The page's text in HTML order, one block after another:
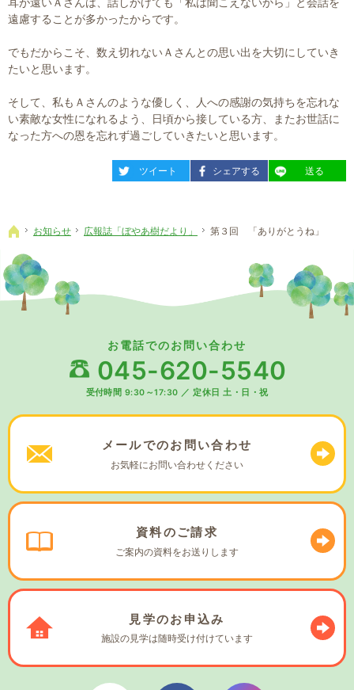
遠慮することが多かったからです。
でもだからこそ、数え切れないＡさんとの思い出を大切にしていき
たいと思います。
そして、私もＡさんのような優しく、人への感謝の気持ちを忘れな
い素敵な女性になれるよう、日頃から接している方、またお世話に
なった方への恩を忘れず過ごしていきたいと思います。
entry282ツイート entry282
シェアする entry282
送る
ホーム
お知らせ 広報誌「ぼやあ樹だより」 第３回 「ありがとうね」
お電話でのお問い合わせ
045-620-5540
受付時間 9:30～17:30 ／ 定休日 土・日・祝
メールでのお問い合わせ
お気軽にお問い合わせください
資料のご請求
ご案内の資料をお送りします
見学のお申込み
施設の見学は随時受け付けています
ぼやあ樹Youtube シェルパフェイスブック